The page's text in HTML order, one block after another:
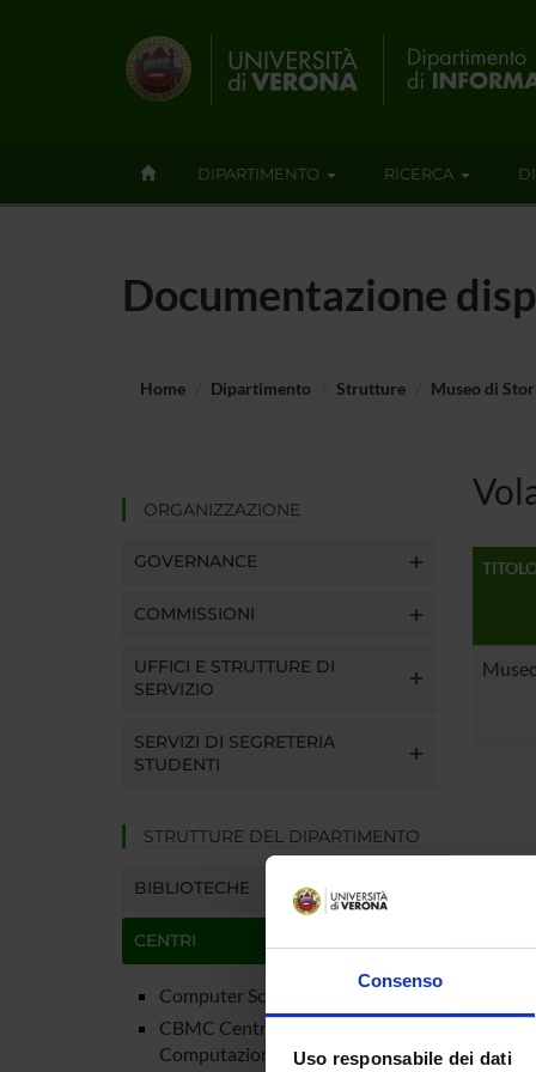
Consenso
Uso responsabile dei dati
DIPARTIMENTO RICERCA
Documentazione
Home Dipartimento Strutture Museo di
ORGANIZZAZIONE
GOVERNANCE
COMMISSIONI
UFFICI E STRUTTURE DI
SERVIZIO
SERVIZI DI SEGRETERIA
STUDENTI
STRUTTURE DEL DIPARTIMENTO
BIBLIOTECHE
CENTRI
Computer Science Park
CBMC Centro di BioMedicina
Computazionale